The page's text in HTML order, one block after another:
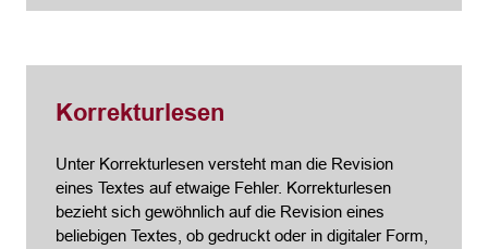
Korrekturlesen
Unter Korrekturlesen versteht man die Revision
eines Textes auf etwaige Fehler. Korrekturlesen
bezieht sich gewöhnlich auf die Revision eines
beliebigen Textes, ob gedruckt oder in digitaler Form,